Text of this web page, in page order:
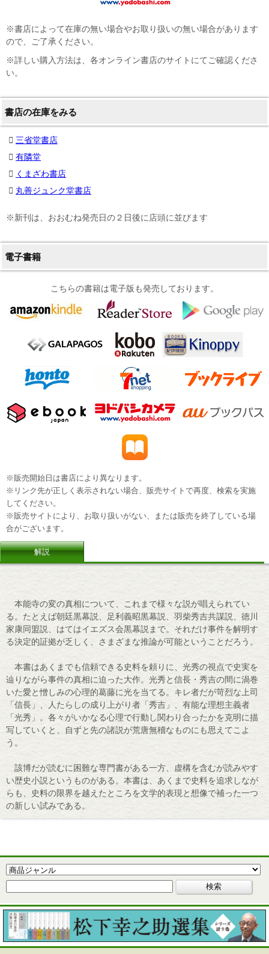
※書店によって在庫の無い場合やお取り扱いの無い場合があります
ので、ご了承ください。
※詳しい購入方法は、各オンライン書店のサイトにてご確認くださ
い。
書店の在庫をみる
三省堂書店
有隣堂
くまざわ書店
丸善ジュンク堂書店
※新刊は、おおむね発売日の２日後に店頭に並びます
電子書籍
こちらの書籍は電子版も発売しております。
※販売開始日は書店により異なります。
※リンク先が正しく表示されない場合、販売サイトで再度、検索を実施
してください。
※販売サイトにより、お取り扱いがない、または販売を終了している場
合がございます。
解説
本能寺の変の真相について、これまで様々な説が唱えられてい
る。たとえば朝廷黒幕説、足利義昭黒幕説、羽柴秀吉共謀説、徳川
家康同盟説、はてはイエズス会黒幕説まで。それだけ事件を解明す
る決定的証拠が乏しく、さまざまな推論が可能ということだろう。
本書はあくまでも信頼できる史料を頼りに、光秀の視点で史実を
辿りながら事件の真相に迫った大作。光秀と信長・秀吉の間に渦巻
いた愛と憎しみの心理的葛藤に光を当てる。キレ者だが苛烈な上司
「信長」、人たらしの成り上がり者「秀吉」、有能な理想主義者
「光秀」。各々がいかなる心理で行動し関わり合ったかを克明に描
写していくと、自ずと先の諸説が荒唐無稽なものにも思えてこよ
う。
該博だが読むに困難な専門書がある一方、虚構を含むが読みやす
い歴史小説というものがある。本書は、あくまで史料を追求しなが
らも、史料の限界を越えたところを文学的表現と想像で補った一つ
の新しい試みである。